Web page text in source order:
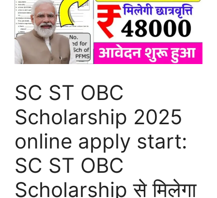
SC ST OBC
Scholarship 2025
online apply start:
SC ST OBC
Scholarship से मिलेगा